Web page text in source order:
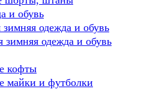
и обувь
одежда и обувь
одежда и обувь
кофты
майки и футболки